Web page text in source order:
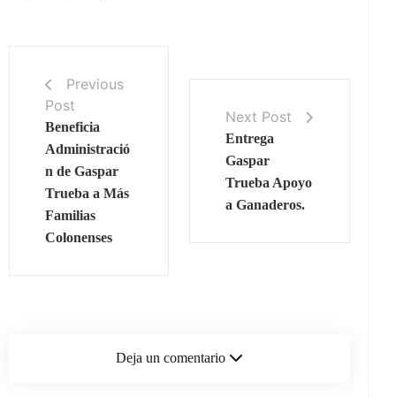
Previous
Post
Beneficia
Administració
n de Gaspar
Trueba a Más
Familias
Colonenses
Next Post
Entrega
Gaspar
Trueba Apoyo
a Ganaderos.
Deja un comentario